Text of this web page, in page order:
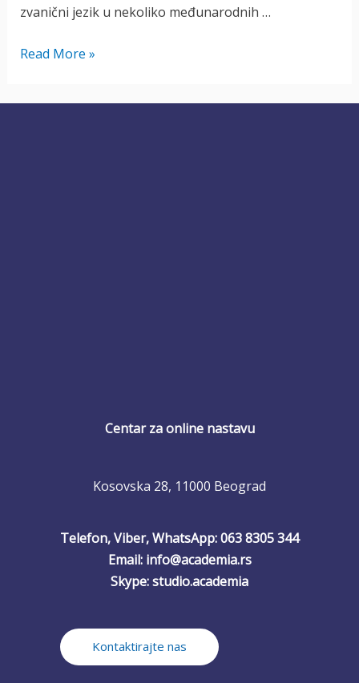
zvanični jezik u nekoliko međunarodnih …
Nemački
Read More »
Centar za online nastavu
Kosovska 28, 11000 Beograd
Telefon, Viber, WhatsApp: 063 8305 344
Email: info@academia.rs
Skype: studio.academia
Kontaktirajte nas